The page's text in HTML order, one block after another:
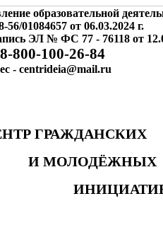
образовательной
01084657 от 06.03.2024 г.
ЭЛ № ФС 77 - 76118 от
800-100-26-84
- centrideia@mail.ru